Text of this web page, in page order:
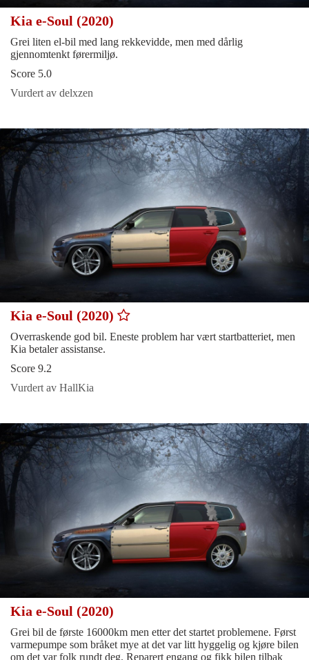
Kia e-Soul (2020)
Grei liten el-bil med lang rekkevidde, men med dårlig
gjennomtenkt førermiljø.
Score 5.0
Vurdert av delxzen
Kia e-Soul (2020)
Overraskende god bil. Eneste problem har vært startbatteriet, men
Kia betaler assistanse.
Score 9.2
Vurdert av HallKia
Kia e-Soul (2020)
Grei bil de første 16000km men etter det startet problemene. Først
varmepumpe som bråket mye at det var litt hyggelig og kjøre bilen
om det var folk rundt deg. Reparert engang og fikk bilen tilbak